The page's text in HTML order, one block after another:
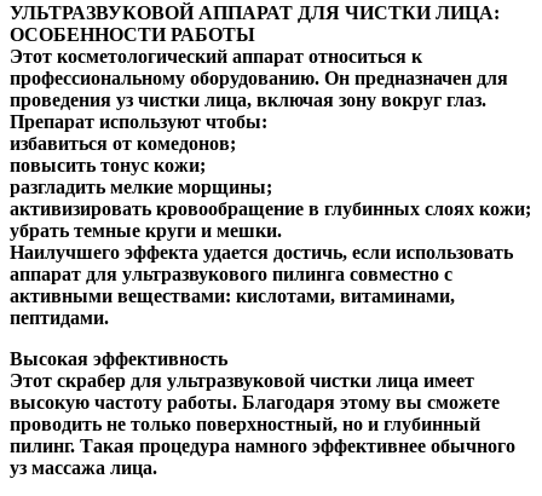
УЛЬТРАЗВУКОВОЙ АППАРАТ ДЛЯ ЧИСТКИ ЛИЦА:
ОСОБЕННОСТИ РАБОТЫ
Этот косметологический аппарат относиться к
профессиональному оборудованию. Он предназначен для
проведения уз чистки лица, включая зону вокруг глаз.
Препарат используют чтобы:
избавиться от комедонов;
повысить тонус кожи;
разгладить мелкие морщины;
активизировать кровообращение в глубинных слоях кожи;
убрать темные круги и мешки.
Наилучшего эффекта удается достичь, если использовать
аппарат для ультразвукового пилинга совместно с
активными веществами: кислотами, витаминами,
пептидами.
Высокая эффективность
Этот скрабер для ультразвуковой чистки лица имеет
высокую частоту работы. Благодаря этому вы сможете
проводить не только поверхностный, но и глубинный
пилинг. Такая процедура намного эффективнее обычного
уз массажа лица.